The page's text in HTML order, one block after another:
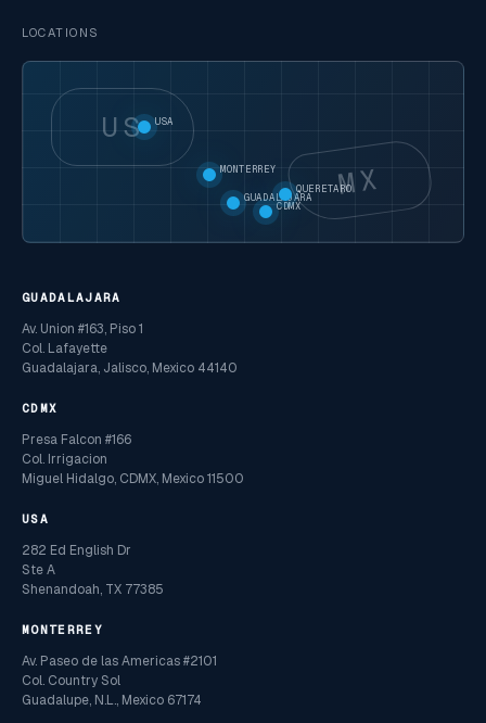
LOCATIONS
US
MX
USA
MONTERREY
GUADALAJARA
CDMX
QUERETARO
GUADALAJARA
Av. Union #163, Piso 1
Col. Lafayette
Guadalajara, Jalisco, Mexico 44140
CDMX
Presa Falcon #166
Col. Irrigacion
Miguel Hidalgo, CDMX, Mexico 11500
USA
282 Ed English Dr
Ste A
Shenandoah, TX 77385
MONTERREY
Av. Paseo de las Americas #2101
Col. Country Sol
Guadalupe, N.L., Mexico 67174